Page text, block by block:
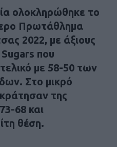
ολοκληρώθηκε το
Πρωτάθλημα
2022, με άξιους
που
με 58-50 των
Στο μικρό
της
68 και
θέση.